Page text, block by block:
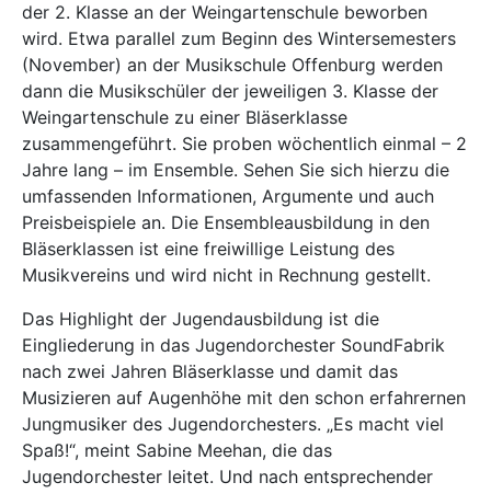
der 2. Klasse an der Weingartenschule beworben
wird. Etwa parallel zum Beginn des Wintersemesters
(November) an der Musikschule Offenburg werden
dann die Musikschüler der jeweiligen 3. Klasse der
Weingartenschule zu einer Bläserklasse
zusammengeführt. Sie proben wöchentlich einmal – 2
Jahre lang – im Ensemble. Sehen Sie sich hierzu die
umfassenden Informationen, Argumente und auch
Preisbeispiele an. Die Ensembleausbildung in den
Bläserklassen ist eine freiwillige Leistung des
Musikvereins und wird nicht in Rechnung gestellt.
Das Highlight der Jugendausbildung ist die
Eingliederung in das Jugendorchester SoundFabrik
nach zwei Jahren Bläserklasse und damit das
Musizieren auf Augenhöhe mit den schon erfahrernen
Jungmusiker des Jugendorchesters. „Es macht viel
Spaß!“, meint Sabine Meehan, die das
Jugendorchester leitet. Und nach entsprechender